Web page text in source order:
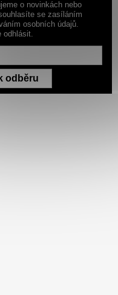
o novinkách nebo
se zasíláním
osobních údajů.
odhlásit.
odběru